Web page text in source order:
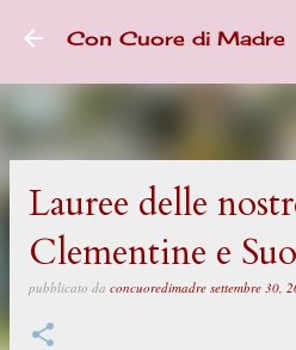
Passa ai
Con Cuore di Madre
Lauree delle
Clementine e
pubblicato da concuoredimadre settembre 30,